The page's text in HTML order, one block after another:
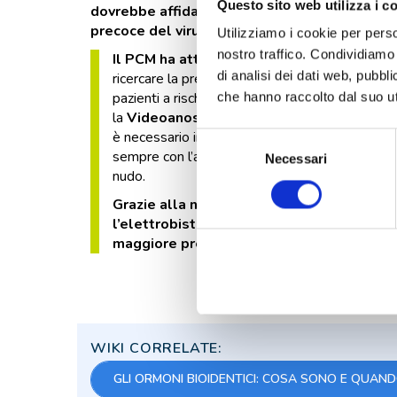
Questo sito web utilizza i
Utilizziamo i cookie per
nostro traffico.
di analisi dei dati web,
che hanno raccolto dal suo
Selezione
del
Necessari
dovrebbe affidarsi ad un centro
precoce del virus ed al successivo
Il PCM ha attivato un percorso specifico
ricercare la presenza del virus HPV a livello
pazienti a rischio vengono inseriti in un
la Videoanoscopia ad Alta Definizione
è necessario intervenire chirurgicamente per
sempre con l’ausilio dell’anoscopio ad alta
nudo.
Grazie alla nuova dotazione del
l’elettrobisturi (tecnica tradizionale) che
maggiore precisione e minor danno ai
WIKI CORRELATE:
GLI ORMONI BIOIDENTICI: COSA SONO E